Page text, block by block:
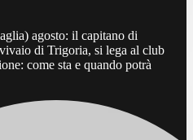
agosto: il capitano di
di Trigoria, si lega al club
come sta e quando potrà